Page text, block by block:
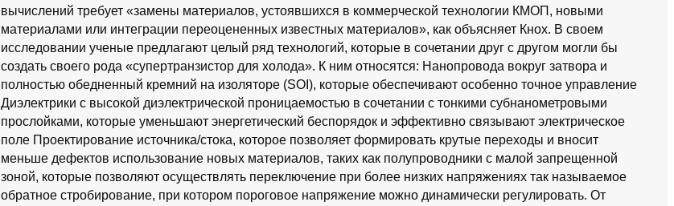
вычислений требует «замены материалов, устоявшихся в коммерческой технологии КМОП, новыми
материалами или интеграции переоцененных известных материалов», как объясняет Кнох. В своем
исследовании ученые предлагают целый ряд технологий, которые в сочетании друг с другом могли бы
создать своего рода «супертранзистор для холода». К ним относятся: Нанопровода вокруг затвора и
полностью обедненный кремний на изоляторе (SOI), которые обеспечивают особенно точное управление
Диэлектрики с высокой диэлектрической проницаемостью в сочетании с тонкими субнанометровыми
прослойками, которые уменьшают энергетический беспорядок и эффективно связывают электрическое
поле Проектирование источника/стока, которое позволяет формировать крутые переходы и вносит
меньше дефектов использование новых материалов, таких как полупроводники с малой запрещенной
зоной, которые позволяют осуществлять переключение при более низких напряжениях так называемое
обратное стробирование, при котором пороговое напряжение можно динамически регулировать. От